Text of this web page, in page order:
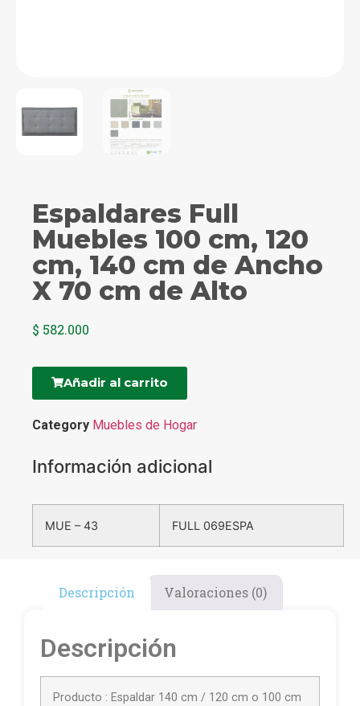
Espaldares Full
Muebles 100 cm, 120
cm, 140 cm de Ancho
X 70 cm de Alto
$ 582.000
Añadir al carrito
Category Muebles de Hogar
Información adicional
MUE – 43 FULL 069ESPA
Descripción Valoraciones (0)
Descripción
Producto : Espaldar 140 cm / 120 cm o 100 cm